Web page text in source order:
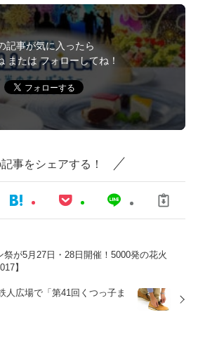
記事が気に入ったら
または フォローしてね！
事をシェアする！
祭が5月27日・28日開催！5000発の花火
】
人広場で「第41回くつっ子ま